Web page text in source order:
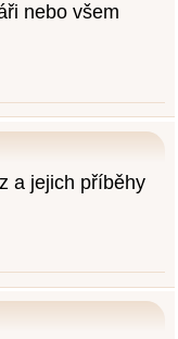
nebo všem
a jejich příběhy